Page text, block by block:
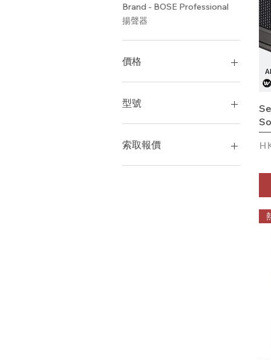
Brand - BOSE Professional
揚聲器
價格
HK$0
型號
SYNC20
SYNC20 Plus
SYNC20-M Plus
索取報價
索取報價
價